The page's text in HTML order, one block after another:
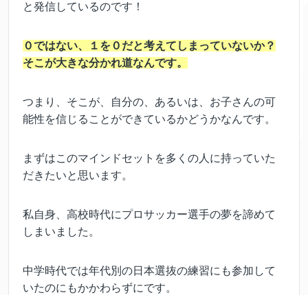
と発信しているのです！
０ではない、１を０だと考えてしまっていないか？
そこが大きな分かれ道なんです。
つまり、そこが、自分の、あるいは、お子さんの可
能性を信じることができているかどうかなんです。
まずはこのマインドセットを多くの人に持っていた
だきたいと思います。
私自身、高校時代にプロサッカー選手の夢を諦めて
しまいました。
中学時代では年代別の日本選抜の練習にも参加して
いたのにもかかわらずにです。